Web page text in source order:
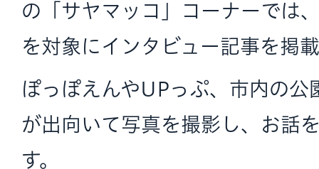
の「サヤマッコ」コーナーでは
を対象にインタビュー記事を掲
ぽっぽえんやUPっぷ、市内の公
が出向いて写真を撮影し、お話
す。